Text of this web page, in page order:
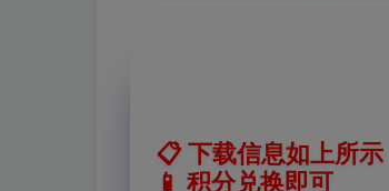
📋 下载信息如上所示
📱 积分兑换即可